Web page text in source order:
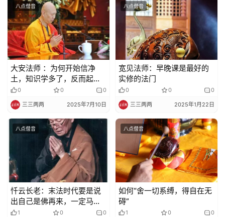
佛
教
艺
术
政
策
法
规
责
声
明
八点僧音
大安法师 ：为何开始信净
土，知识学多了，反而起
疑？
0 0 0
三三两两 2025年7月10日
八点僧音
宽见法师：早晚课是最好的
实修的法门
0 0 0
三三两两 2025年1月22日
八点僧音
忏云长老：末法时代要是说
出自己是佛再来，一定马上
入涅盘，不能再住世
1 0 0
八点僧音
如何“舍一切系缚，得自在无
碍”
1 0 0